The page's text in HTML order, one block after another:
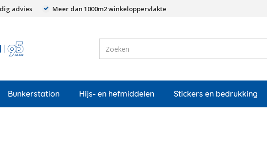
advies Meer dan 1000m2 winkeloppervlakte
Bunkerstation Hijs- en hefmiddelen Stickers en bedrukking